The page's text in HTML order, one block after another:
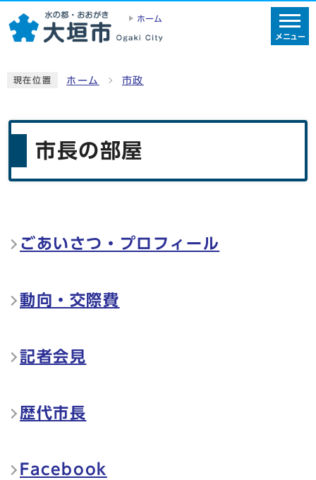
ホーム
メニュー
現在位置 ホーム 市政
市長の部屋
メインメニュー
ごあいさつ・プロフィール
動向・交際費
記者会見
歴代市長
Facebook